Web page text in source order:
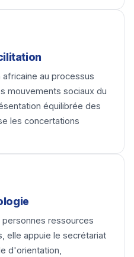
au processus
mouvements sociaux du
équilibrée des
les concertations
ressources
elle appuie le secrétariat
d'orientation,